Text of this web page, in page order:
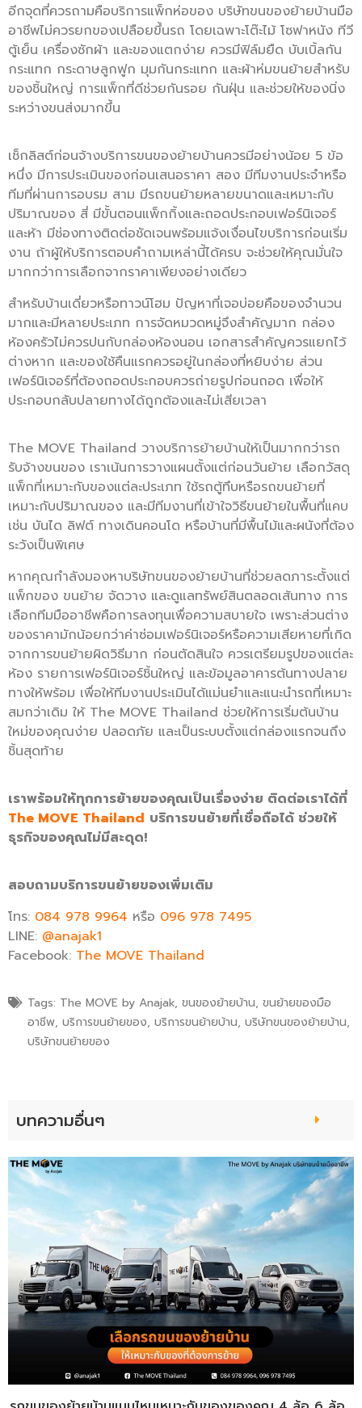
อีกจุดที่ควรถามคือบริการแพ็กห่อของ บริษัทขนของย้ายบ้านมือ
อาชีพไม่ควรยกของเปลือยขึ้นรถ โดยเฉพาะโต๊ะไม้ โซฟาหนัง ทีวี
ตู้เย็น เครื่องซักผ้า และของแตกง่าย ควรมีฟิล์มยืด บับเบิ้ลกัน
กระแทก กระดาษลูกฟูก มุมกันกระแทก และผ้าห่มขนย้ายสำหรับ
ของชิ้นใหญ่ การแพ็กที่ดีช่วยกันรอย กันฝุ่น และช่วยให้ของนิ่ง
ระหว่างขนส่งมากขึ้น
เช็กลิสต์ก่อนจ้างบริการขนของย้ายบ้านควรมีอย่างน้อย 5 ข้อ
หนึ่ง มีการประเมินของก่อนเสนอราคา สอง มีทีมงานประจำหรือ
ทีมที่ผ่านการอบรม สาม มีรถขนย้ายหลายขนาดและเหมาะกับ
ปริมาณของ สี่ มีขั้นตอนแพ็กกิ้งและถอดประกอบเฟอร์นิเจอร์
และห้า มีช่องทางติดต่อชัดเจนพร้อมแจ้งเงื่อนไขบริการก่อนเริ่ม
งาน ถ้าผู้ให้บริการตอบคำถามเหล่านี้ได้ครบ จะช่วยให้คุณมั่นใจ
มากกว่าการเลือกจากราคาเพียงอย่างเดียว
สำหรับบ้านเดี่ยวหรือทาวน์โฮม ปัญหาที่เจอบ่อยคือของจำนวน
มากและมีหลายประเภท การจัดหมวดหมู่จึงสำคัญมาก กล่อง
ห้องครัวไม่ควรปนกับกล่องห้องนอน เอกสารสำคัญควรแยกไว้
ต่างหาก และของใช้คืนแรกควรอยู่ในกล่องที่หยิบง่าย ส่วน
เฟอร์นิเจอร์ที่ต้องถอดประกอบควรถ่ายรูปก่อนถอด เพื่อให้
ประกอบกลับปลายทางได้ถูกต้องและไม่เสียเวลา
The MOVE Thailand วางบริการย้ายบ้านให้เป็นมากกว่ารถ
รับจ้างขนของ เราเน้นการวางแผนตั้งแต่ก่อนวันย้าย เลือกวัสดุ
แพ็กที่เหมาะกับของแต่ละประเภท ใช้รถตู้ทึบหรือรถขนย้ายที่
เหมาะกับปริมาณของ และมีทีมงานที่เข้าใจวิธีขนย้ายในพื้นที่แคบ
เช่น บันได ลิฟต์ ทางเดินคอนโด หรือบ้านที่มีพื้นไม้และผนังที่ต้อง
ระวังเป็นพิเศษ
หากคุณกำลังมองหาบริษัทขนของย้ายบ้านที่ช่วยลดภาระตั้งแต่
แพ็กของ ขนย้าย จัดวาง และดูแลทรัพย์สินตลอดเส้นทาง การ
เลือกทีมมืออาชีพคือการลงทุนเพื่อความสบายใจ เพราะส่วนต่าง
ของราคามักน้อยกว่าค่าซ่อมเฟอร์นิเจอร์หรือความเสียหายที่เกิด
จากการขนย้ายผิดวิธีมาก ก่อนตัดสินใจ ควรเตรียมรูปของแต่ละ
ห้อง รายการเฟอร์นิเจอร์ชิ้นใหญ่ และข้อมูลอาคารต้นทางปลาย
ทางให้พร้อม เพื่อให้ทีมงานประเมินได้แม่นยำและแนะนำรถที่เหมาะ
สมกว่าเดิม ให้ The MOVE Thailand ช่วยให้การเริ่มต้นบ้าน
ใหม่ของคุณง่าย ปลอดภัย และเป็นระบบตั้งแต่กล่องแรกจนถึง
ชิ้นสุดท้าย
เราพร้อมให้ทุกการย้ายของคุณเป็นเรื่องง่าย ติดต่อเราได้ที่
The MOVE Thailand บริการขนย้ายที่เชื่อถือได้ ช่วยให้
ธุรกิจของคุณไม่มีสะดุด!
สอบถามบริการขนย้ายของเพิ่มเติม
โทร: 084 978 9964 หรือ 096 978 7495
LINE: @anajak1
Facebook: The MOVE Thailand
Tags: The MOVE by Anajak, ขนของย้ายบ้าน, ขนย้ายของมือ
อาชีพ, บริการขนย้ายของ, บริการขนย้ายบ้าน, บริษัทขนของย้ายบ้าน,
บริษัทขนย้ายของ
บทความอื่นๆ